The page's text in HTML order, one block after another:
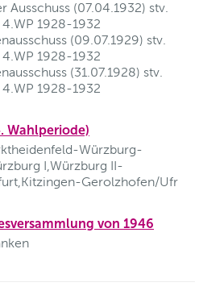
Ausschuss (07.04.1932) stv.
1928-1932
(09.07.1929) stv.
1928-1932
(31.07.1928) stv.
1928-1932
Wahlperiode)
Würzburg-
I,Würzburg II-
Gerolzhofen/Ufr
von 1946